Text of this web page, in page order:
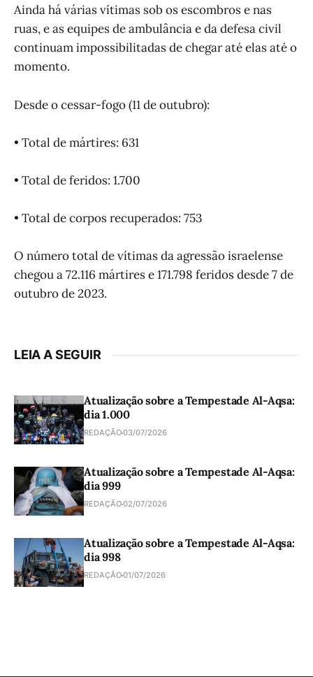
Ainda há várias vítimas sob os escombros e nas
ruas, e as equipes de ambulância e da defesa civil
continuam impossibilitadas de chegar até elas até o
momento.
Desde o cessar-fogo (11 de outubro):
• Total de mártires: 631
• Total de feridos: 1.700
• Total de corpos recuperados: 753
O número total de vítimas da agressão israelense
chegou a 72.116 mártires e 171.798 feridos desde 7 de
outubro de 2023.
LEIA A SEGUIR
Atualização sobre a Tempestade Al-Aqsa:
dia 1.000
REDAÇÃO03/07/2026
Atualização sobre a Tempestade Al-Aqsa:
dia 999
REDAÇÃO02/07/2026
Atualização sobre a Tempestade Al-Aqsa:
dia 998
REDAÇÃO01/07/2026